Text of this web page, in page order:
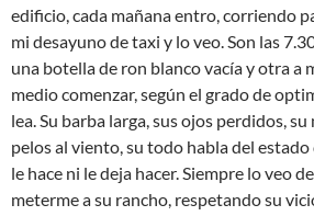
edificio, cada mañana entro, corriendo
mi desayuno de taxi y lo veo. Son las
una botella de ron blanco vacía y otra a
medio comenzar, según el grado de
lea. Su barba larga, sus ojos perdidos,
pelos al viento, su todo habla del
le hace ni le deja hacer. Siempre lo veo
meterme a su rancho, respetando su